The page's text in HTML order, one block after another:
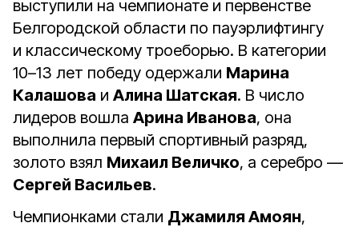
выступили на чемпионате и первенстве
Белгородской области по пауэрлифтингу
и классическому троеборью. В категории
10–13 лет победу одержали Марина
Калашова и Алина Шатская. В число
лидеров вошла Арина Иванова, она
выполнила первый спортивный разряд,
золото взял Михаил Величко, а серебро —
Сергей Васильев.
Чемпионками стали Джамиля Амоян,